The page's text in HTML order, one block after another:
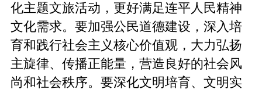
化主题文旅活动，更好满足连平人民精神
文化需求。要加强公民道德建设，深入培
育和践行社会主义核心价值观，大力弘扬
主旋律、传播正能量，营造良好的社会风
尚和社会秩序。要深化文明培育、文明实